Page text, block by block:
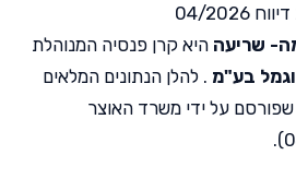
04/2026
שריעה היא קרן פנסיה המנוהלת
בע"מ . להלן הנתונים המלאים
על ידי משרד האוצר